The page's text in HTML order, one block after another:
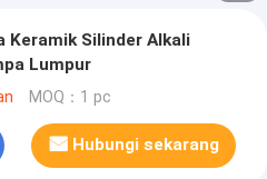
Silinder Alkali
Lumpur
MOQ：1 pc
Hubungi sekarang